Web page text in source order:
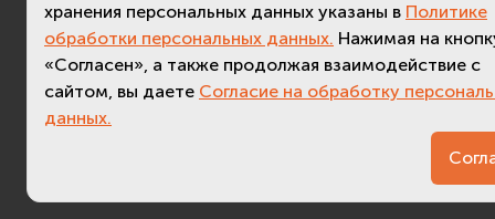
актуальная версия -
хранения персональных данных указаны в Политике
обработки персональных данных. Нажимая на
«Согласен», а также продолжая взаимодействие с
сайтом, вы даете Согласие на обработку
данных.